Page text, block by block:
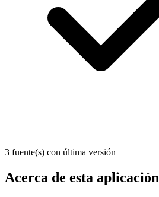
3 fuente(s) con última versión
Acerca de esta aplicación